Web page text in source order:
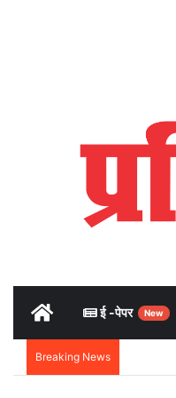
Home ई -पेपर New
Breaking News